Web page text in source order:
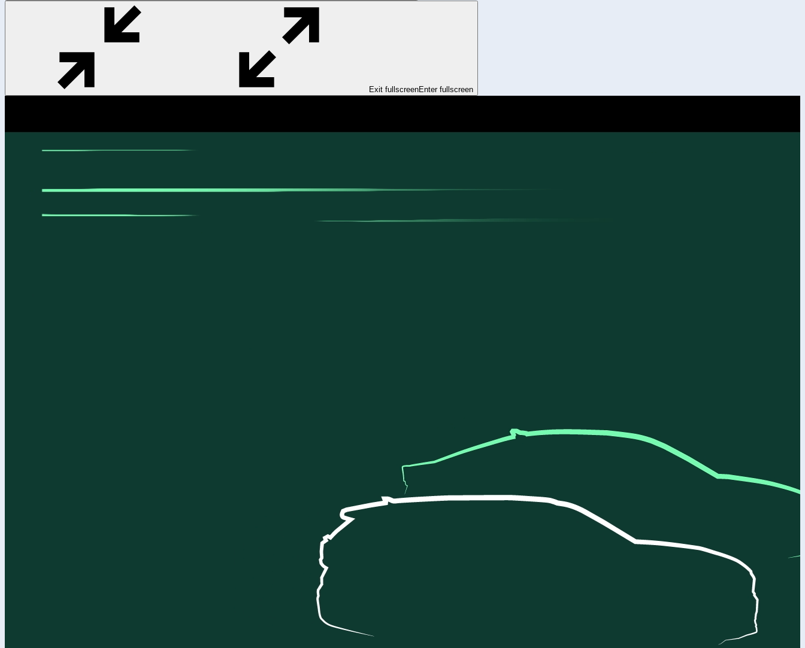
Exit fullscreenEnter fullscreen